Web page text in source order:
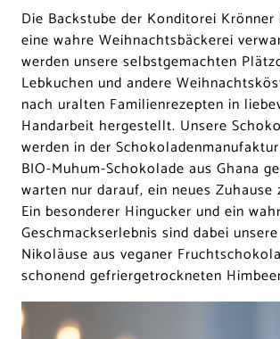
Die Backstube der Konditorei
eine wahre Weihnachtsbäckerei
werden unsere selbstgemachten
Lebkuchen und andere
nach uralten Familienrezepten in
Handarbeit hergestellt. Unsere
werden in der
BIO-Muhum-Schokolade aus Ghana
warten nur darauf, ein neues Zuhause
Ein besonderer Hingucker und ein
Geschmackserlebnis sind dabei
Nikoläuse aus veganer
schonend gefriergetrockneten